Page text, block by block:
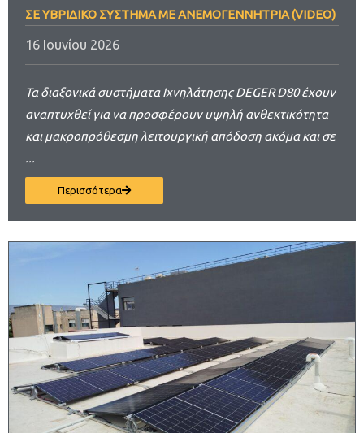
ΣΕ ΥΒΡΙΔΙΚΌ ΣΎΣΤΗΜΑ ΜΕ ΑΝΕΜΟΓΕΝΝΉΤΡΙΑ (VIDEO)
16 Ιουνίου 2026
Τα διαξονικά συστήματα Ιχνηλάτησης DEGER D80 έχουν
αναπτυχθεί για να προσφέρουν υψηλή ανθεκτικότητα
και μακροπρόθεσμη λειτουργική απόδοση ακόμα και σε
...
Περισσότερα